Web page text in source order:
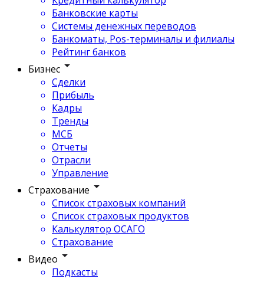
Банковские карты
Системы денежных переводов
Банкоматы, Pos-терминалы и филиалы
Рейтинг банков
Бизнес
Сделки
Прибыль
Кадры
Тренды
МСБ
Отчеты
Отрасли
Управление
Страхование
Список страховых компаний
Список страховых продуктов
Калькулятор ОСАГО
Страхование
Видео
Подкасты